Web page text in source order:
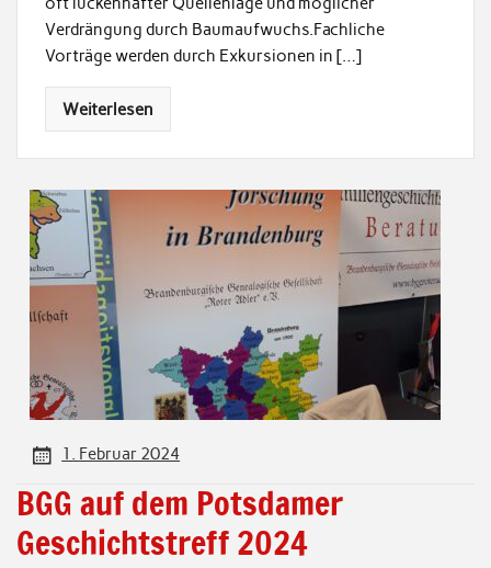
Verdrängung durch Baumaufwuchs.Fachliche
Vorträge werden durch Exkursionen in […]
Weiterlesen
1. Februar 2024
BGG auf dem Potsdamer
Geschichtstreff 2024